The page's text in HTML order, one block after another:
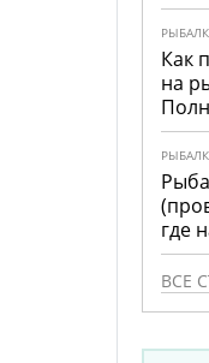
Как
на
где
что
ВСЕ